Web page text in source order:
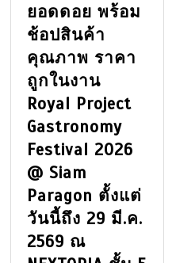
ยอดดอย พร้อม
ช้อปสินค้า
คุณภาพ ราคา
ถูกในงาน
Royal Project
Gastronomy
Festival 2026
@ Siam
Paragon ตั้งแต่
วันนี้ถึง 29 มี.ค.
2569 ณ